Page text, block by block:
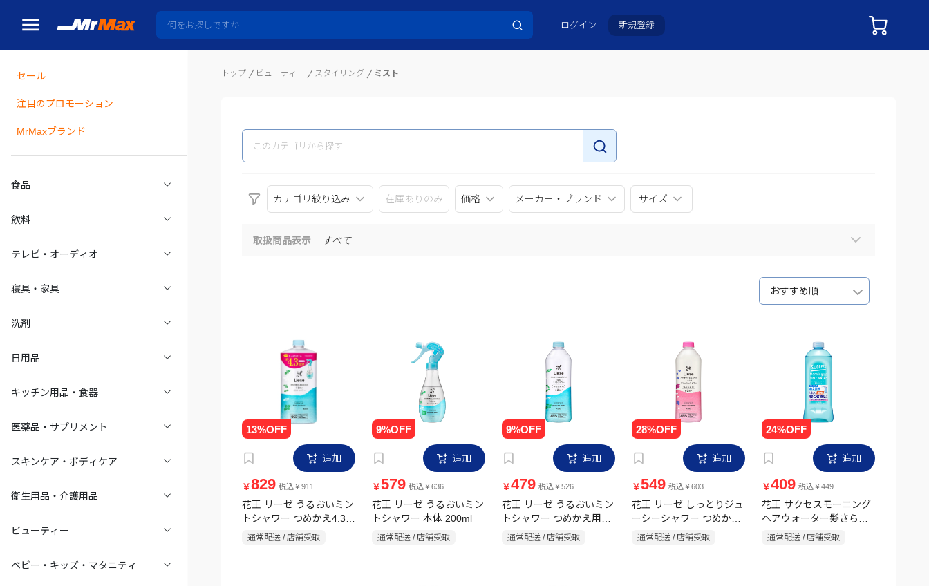
ログイン 新規登録
セール
注目のプロモーション
MrMaxブランド
食品
飲料
テレビ・オーディオ
寝具・家具
洗剤
日用品
キッチン用品・食器
医薬品・サプリメント
スキンケア・ボディケア
衛生用品・介護用品
ビューティー
ベビー・キッズ・マタニティ
トップ ビューティー スタイリング ミスト
カテゴリ絞り込み 在庫ありのみ 価格 メーカー・ブランド サイズ
取扱商品表示 すべて
おすすめ順
追加
￥829 税込￥911
花王 リーゼ うるおいミン
トシャワー つめかえ4.3回
分 700ml
通常配送 / 店舗受取
追加
￥579 税込￥636
花王 リーゼ うるおいミン
トシャワー 本体 200ml
通常配送 / 店舗受取
追加
￥479 税込￥526
花王 リーゼ うるおいミン
トシャワー つめかえ用
通常配送 / 店舗受取
追加
￥549 税込￥603
花王 リーゼ しっとりジュ
ーシーシャワー つめかえ
用 340ml
通常配送 / 店舗受取
追加
￥409 税込￥449
花王 サクセスモーニング
ヘアウォーター髪さらミ
スト詰替用 440ml
通常配送 / 店舗受取